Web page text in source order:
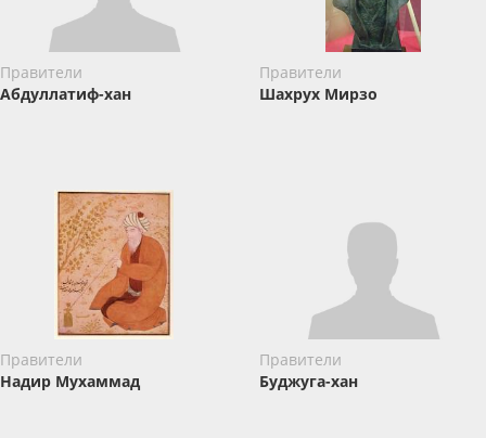
Правители
Абдуллатиф-хан
Правители
Шахрух Мирзо
Правители
Надир Мухаммад
Правители
Буджуга-хан